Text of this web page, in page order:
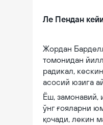
Ле Пендан
Жордан
томонидан
радикал,
асосий юзига
Ёш, замонавий,
ўнг ғояларни
қочади, лекин